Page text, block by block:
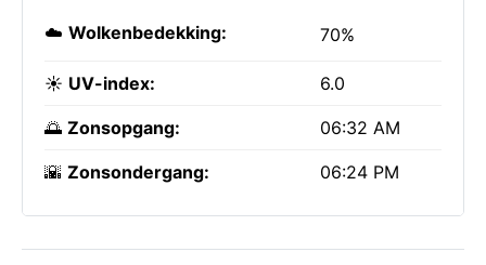
☁️ Wolkenbedekking: 70%
☀️ UV-index: 6.0
🌅 Zonsopgang: 06:32 AM
🌇 Zonsondergang: 06:24 PM